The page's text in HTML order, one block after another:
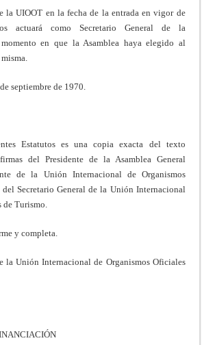
la UIOOT en la fecha de la entrada en vigor de
actuará como Secretario General de la
en que la Asamblea haya elegido al
septiembre de 1970.
Estatutos es una copia exacta del texto
del Presidente de la Asamblea General
de la Unión Internacional de Organismos
Secretario General de la Unión Internacional
de Turismo.
y completa.
la Unión Internacional de Organismos Oficiales